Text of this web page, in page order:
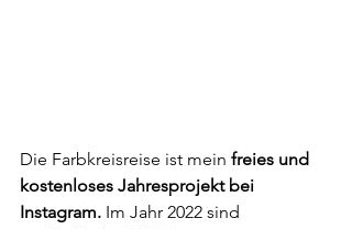
Die Farbkreisreise ist mein freies und
kostenloses Jahresprojekt bei
Instagram. Im Jahr 2022 sind